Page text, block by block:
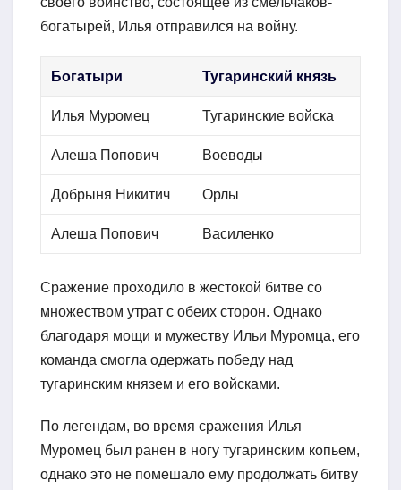
богатырей, Илья отправился на войну.
Богатыри Тугаринский князь
Илья Муромец Тугаринские войска
Алеша Попович Воеводы
Добрыня Никитич Орлы
Алеша Попович Василенко
Сражение проходило в жестокой битве со
множеством утрат с обеих сторон. Однако
благодаря мощи и мужеству Ильи Муромца, его
команда смогла одержать победу над
тугаринским князем и его войсками.
По легендам, во время сражения Илья
Муромец был ранен в ногу тугаринским копьем,
однако это не помешало ему продолжать битву